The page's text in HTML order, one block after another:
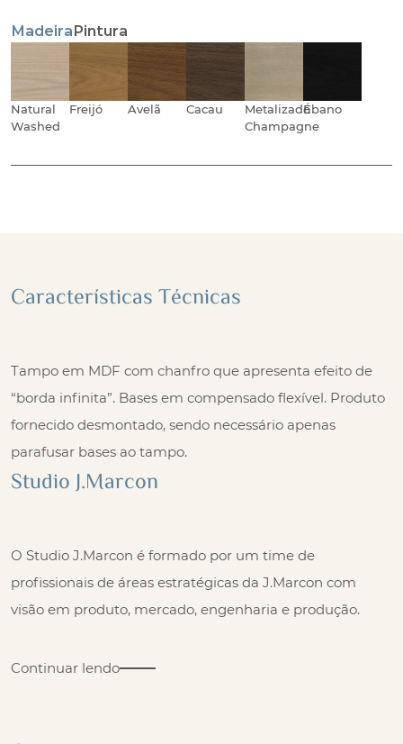
MadeiraPintura
Natural
Washed
Freijó Avelã Cacau
Metalizado
Champagne
Ébano
Características Técnicas
Tampo em MDF com chanfro que apresenta efeito de
“borda infinita”. Bases em compensado flexível. Produto
fornecido desmontado, sendo necessário apenas
parafusar bases ao tampo.
Studio J.Marcon
O Studio J.Marcon é formado por um time de
profissionais de áreas estratégicas da J.Marcon com
visão em produto, mercado, engenharia e produção.
Continuar lendo